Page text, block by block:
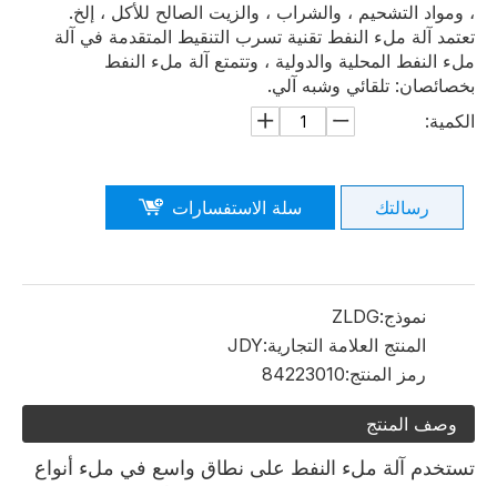
، ومواد التشحيم ، والشراب ، والزيت الصالح للأكل ، إلخ.
تعتمد آلة ملء النفط تقنية تسرب التنقيط المتقدمة في آلة
ملء النفط المحلية والدولية ، وتتمتع آلة ملء النفط
بخصائصان: تلقائي وشبه آلي.
الكمية:
رسالتك سلة الاستفسارات
نموذج:ZLDG
المنتج العلامة التجارية:JDY
رمز المنتج:84223010
وصف المنتج
تستخدم آلة ملء النفط على نطاق واسع في ملء أنواع